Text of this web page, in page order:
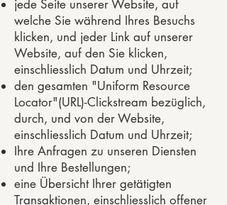
jede Seite unserer Website, auf
welche Sie während Ihres Besuchs
klicken, und jeder Link auf unserer
Website, auf den Sie klicken,
einschliesslich Datum und Uhrzeit;
den gesamten "Uniform Resource
Locator"(URL)-Clickstream bezüglich,
durch, und von der Website,
einschliesslich Datum und Uhrzeit;
Ihre Anfragen zu unseren Diensten
und Ihre Bestellungen;
eine Übersicht Ihrer getätigten
Transaktionen, einschliesslich offener